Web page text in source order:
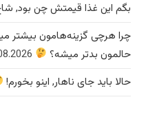
بگم این غذا قیمتش چن بود,
چرا هرچی گزینه‌هامون بیشتر
حالمون بدتر میشه؟
حالا باید جای ناهار, اینو بخورم!